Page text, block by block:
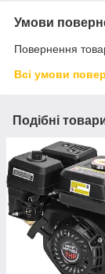
Умови
Повернення
Всі умови
Подібні